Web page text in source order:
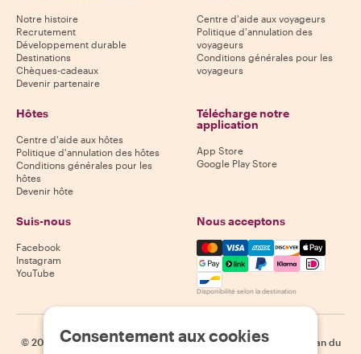
Notre histoire
Recrutement
Développement durable
Destinations
Chèques-cadeaux
Devenir partenaire
Centre d'aide aux voyageurs
Politique d'annulation des
voyageurs
Conditions générales pour les
voyageurs
Hôtes
Centre d'aide aux hôtes
Politique d'annulation des hôtes
Conditions générales pour les
hôtes
Devenir hôte
Télécharge notre
application
App Store
Google Play Store
Suis-nous
Facebook
Instagram
YouTube
Nous acceptons
Mastercard, Visa, Amex,
Disponibilité selon la destination
© 2026 Withlocals.com | Politique de confidentialité | Cookies
Plan du
Consentement aux cookies